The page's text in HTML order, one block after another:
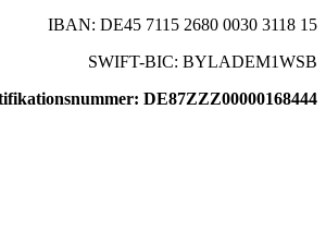
IBAN: DE45 7115 2680 0030 3118 15
SWIFT-BIC: BYLADEM1WSB
DE87ZZZ00000168444